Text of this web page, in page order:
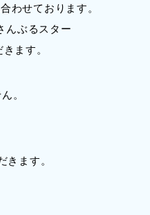
わせております。
んぶるスター
ます。
。
ます。